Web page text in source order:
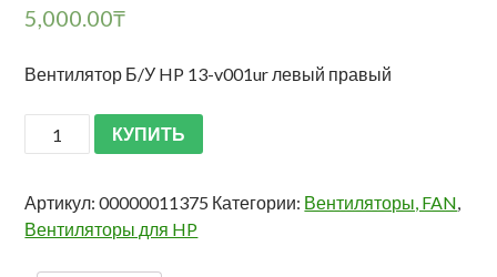
5,000.00₸
Вентилятор Б/У HP 13-v001ur левый правый
КУПИТЬ
Артикул:00000011375 Категории: Вентиляторы, FAN,
Вентиляторы для HP